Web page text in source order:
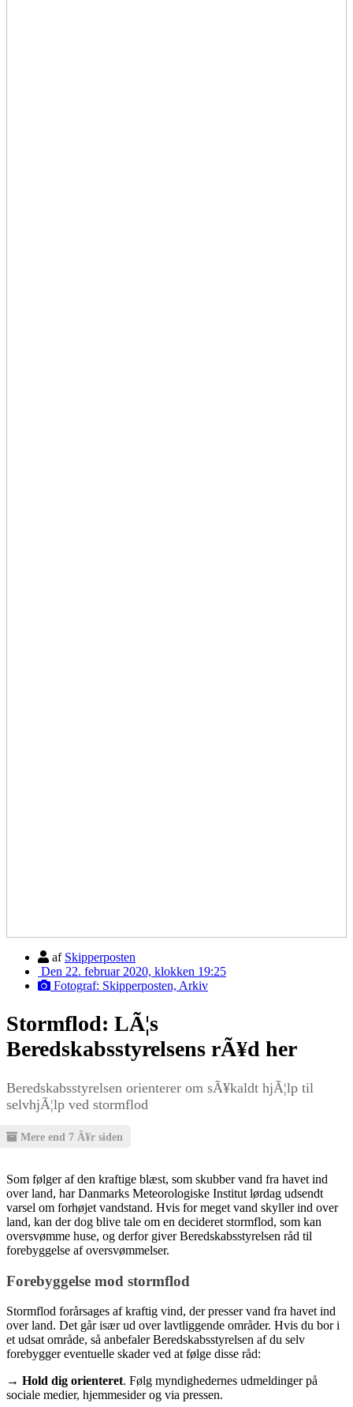
af Skipperposten
Den 22. februar 2020, klokken 19:25
Fotograf: Skipperposten, Arkiv
Stormflod: LÃ¦s
Beredskabsstyrelsens rÃ¥d her
Beredskabsstyrelsen orienterer om sÃ¥kaldt hjÃ¦lp til
selvhjÃ¦lp ved stormflod
Mere end 7 Ã¥r siden
Som følger af den kraftige blæst, som skubber vand fra havet ind
over land, har Danmarks Meteorologiske Institut lørdag udsendt
varsel om forhøjet vandstand. Hvis for meget vand skyller ind over
land, kan der dog blive tale om en decideret stormflod, som kan
oversvømme huse, og derfor giver Beredskabsstyrelsen råd til
forebyggelse af oversvømmelser.
Forebyggelse mod stormflod
Stormflod forårsages af kraftig vind, der presser vand fra havet ind
over land. Det går især ud over lavtliggende områder. Hvis du bor i
et udsat område, så anbefaler Beredskabsstyrelsen af du selv
forebygger eventuelle skader ved at følge disse råd:
→ Hold dig orienteret. Følg myndighedernes udmeldinger på
sociale medier, hjemmesider og via pressen.